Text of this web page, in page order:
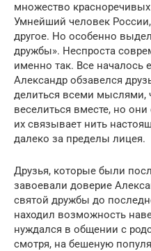
множество
Умнейший человек
другое. Но особенно
дружбы». Неспроста
именно так. Все началось
Александр обзавелся
делиться всеми мыслями,
веселиться вместе, но
их связывает нить
далеко за пределы лицея.
Друзья, которые были
завоевали доверие
святой дружбы до
находил возможность
нуждался в общении с
смотря, на бешеную